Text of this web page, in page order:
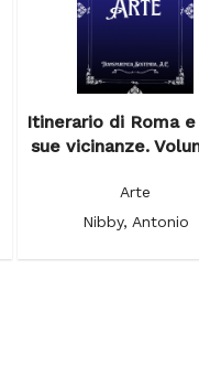
Itinerario di Roma
sue vicinanze.
Arte
Nibby, Antonio